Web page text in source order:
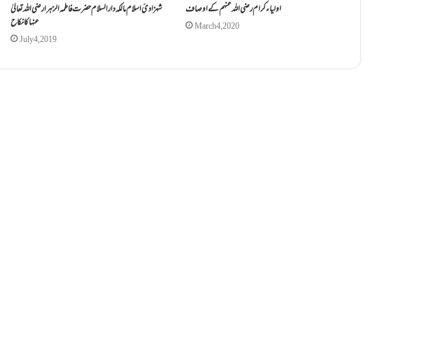
شہزادئ اسلام مالکہ دار السلام حضرت فاطمہ الزہرا رضی اللہ تعالیٰ
عنہا کانکاح
July 4, 2019
اولیاء کرام رضی اللہ عنہم کے اوصاف
March 4, 2020